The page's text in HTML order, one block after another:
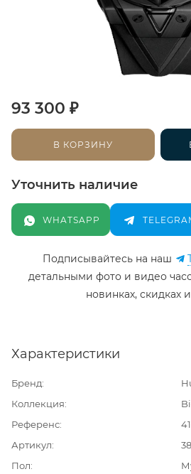
93 300 ₽
В КОРЗИНУ
Уточнить наличие
WHATSAPP
Подписывайтесь на наш
детальными фото и видео
новинках, скидках
Характеристики
Бренд
Коллекция
Референс
Артикул
Пол